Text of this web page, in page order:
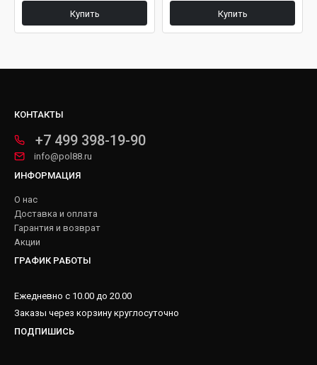
Купить Купить
КОНТАКТЫ
+7 499 398-19-90
info@pol88.ru
ИНФОРМАЦИЯ
О нас
Доставка и оплата
Гарантия и возврат
Акции
ГРАФИК РАБОТЫ
Ежедневно с 10.00 до 20.00
Заказы через корзину круглосуточно
ПОДПИШИСЬ